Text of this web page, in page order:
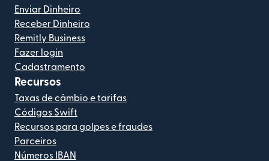
Enviar Dinheiro
Receber Dinheiro
Remitly Business
Fazer login
Cadastramento
Recursos
Taxas de câmbio e tarifas
Códigos Swift
Recursos para golpes e fraudes
Parceiros
Números IBAN